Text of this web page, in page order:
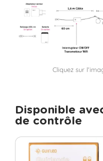
Cliquez sur
Disponible
de contrôle